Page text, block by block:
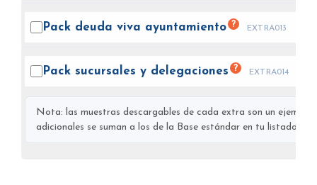
Pack deuda viva ayuntamiento ? EXTRA013
Pack sucursales y delegaciones ? EXTRA014
Nota: las muestras descargables de cada extra son un
adicionales se suman a los de la Base estándar en tu listado